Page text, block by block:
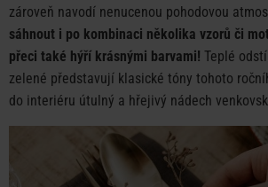
zároveň navodí nenucenou pohodovou
sáhnout i po kombinaci několika vzorů či
přeci také hýří krásnými barvami! Teplé
zelené představují klasické tóny tohoto
do interiéru útulný a hřejivý nádech